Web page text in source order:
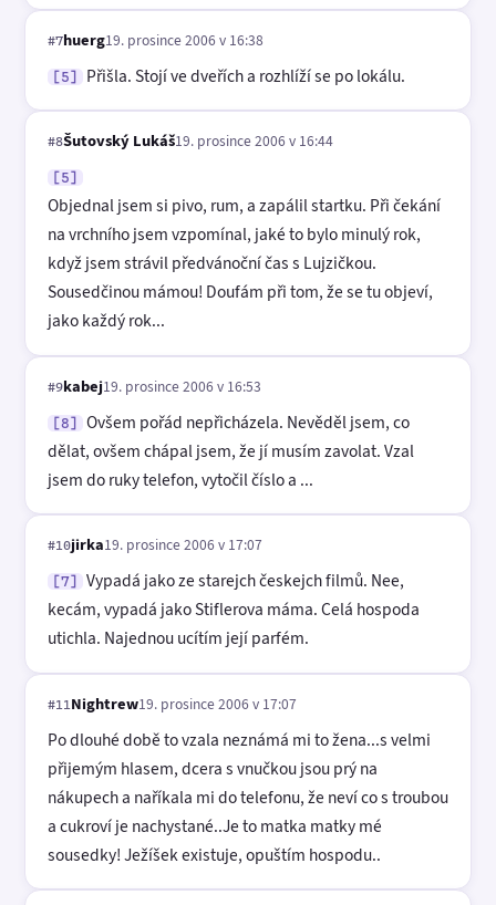
#7huerg19. prosince 2006 v 16:38
[5] Přišla. Stojí ve dveřích a rozhlíží se po lokálu.
#8Šutovský Lukáš19. prosince 2006 v 16:44
[5]
Objednal jsem si pivo, rum, a zapálil startku. Při čekání
na vrchního jsem vzpomínal, jaké to bylo minulý rok,
když jsem strávil předvánoční čas s Lujzičkou.
Sousedčinou mámou! Doufám při tom, že se tu objeví,
jako každý rok...
#9kabej19. prosince 2006 v 16:53
[8]
Ovšem pořád nepřicházela. Nevěděl jsem, co
dělat, ovšem chápal jsem, že jí musím zavolat. Vzal
jsem do ruky telefon, vytočil číslo a ...
#10jirka19. prosince 2006 v 17:07
[7]
Vypadá jako ze starejch českejch filmů. Nee,
kecám, vypadá jako Stiflerova máma. Celá hospoda
utichla. Najednou ucítím její parfém.
#11Nightrew19. prosince 2006 v 17:07
Po dlouhé době to vzala neznámá mi to žena...s velmi
přijemým hlasem, dcera s vnučkou jsou prý na
nákupech a naříkala mi do telefonu, že neví co s troubou
a cukroví je nachystané..Je to matka matky mé
sousedky! Ježíšek existuje, opuštím hospodu..